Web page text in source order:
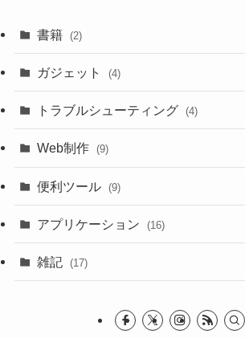
書籍 (2)
ガジェット (4)
トラブルシューティング (4)
Web制作 (9)
便利ツール (9)
アプリケーション (16)
雑記 (17)